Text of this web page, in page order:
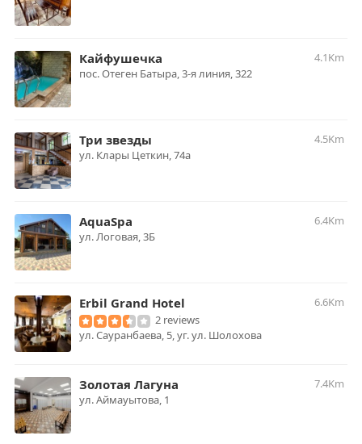
Кайфушечка
4.1Km
пос. Отеген Батыра, ​3-я линия, 322
Три звезды
4.5Km
ул. Клары Цеткин, 74а
AquaSpa
6.4Km
​ул. Логовая, 3Б
Erbil Grand Hotel
6.6Km
2 reviews
ул. Сауранбаева, 5, уг. ул. Шолохова
Золотая Лагуна
7.4Km
ул. Аймауытова, 1